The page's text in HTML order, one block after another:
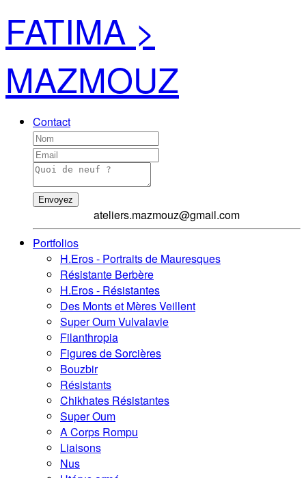
FATIMA >
MAZMOUZ
Contact
Envoyez
ateliers.mazmouz@gmail.com
Portfolios
H.Eros - Portraits de Mauresques
Résistante Berbère
H.Eros - Résistantes
Des Monts et Mères Veillent
Super Oum Vulvalavie
Filanthropia
Figures de Sorcières
Bouzbir
Résistants
Chikhates Résistantes
Super Oum
A Corps Rompu
Liaisons
Nus